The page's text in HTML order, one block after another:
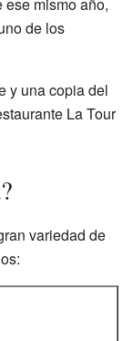
de los
y una copia del
La Tour
variedad de